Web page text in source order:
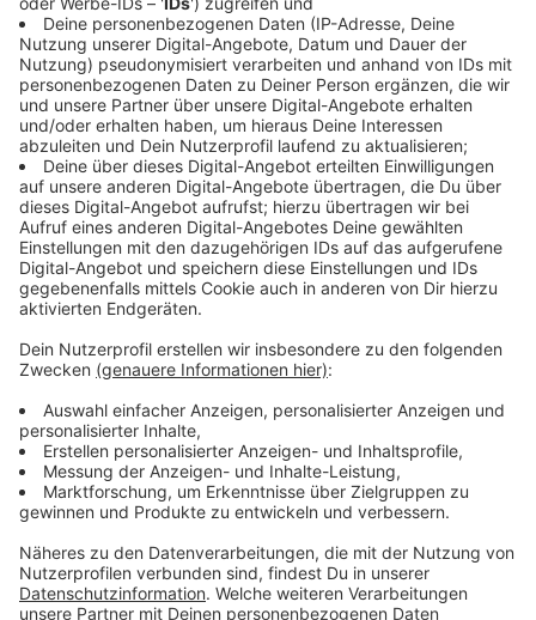
für Erwachsene. Karten sind in der
Touristeninformation, Markt 41 (täglich von 10 – 16
Uhr geöffnet), erhältlich. Die Einzelkarten von allen
coronabedingten Absagen aus 2020 und 2021 können
an der Tageskasse auch gerne eingelöst werden.
Ebenso die Abokarten aus 2020 und 2021. Am Einlass
wird die 2-G-Regel kontrolliert. Während der
Veranstaltung muss eine Maske getragen werden.
Kinder bis zum Schuleintritt benötigen keine Maske
und sind getesteten Personen gleichgestellt.
Aus dem Inhalt: MAXX lebt in Himmelshausen in den
Wolken direkt neben dem Himmelaya, den höchsten
Bergen der Erde. "Traumreparaturen jeder Art!" steht
auf seinem großen Eingangsschild. MAXX ist
Traumtüftler von Beruf. Jeden Tag bekommt er neue
Aufträge und muss die Träume der kleinen und großen
Menschen auf der Erde wieder in Ordnung bringen.
Ronalda will endlich ein Tor schießen. Jan Philip
wünscht sich Denise zu küssen. Eva-Maria will sich mal